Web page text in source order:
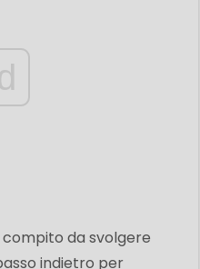
da svolgere
indietro per